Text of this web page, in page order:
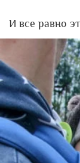
И все равно